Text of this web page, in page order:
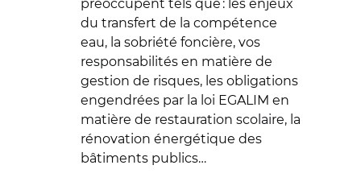
préoccupent tels que : les enjeux
du transfert de la compétence
eau, la sobriété foncière, vos
responsabilités en matière de
gestion de risques, les obligations
engendrées par la loi EGALIM en
matière de restauration scolaire, la
rénovation énergétique des
bâtiments publics…